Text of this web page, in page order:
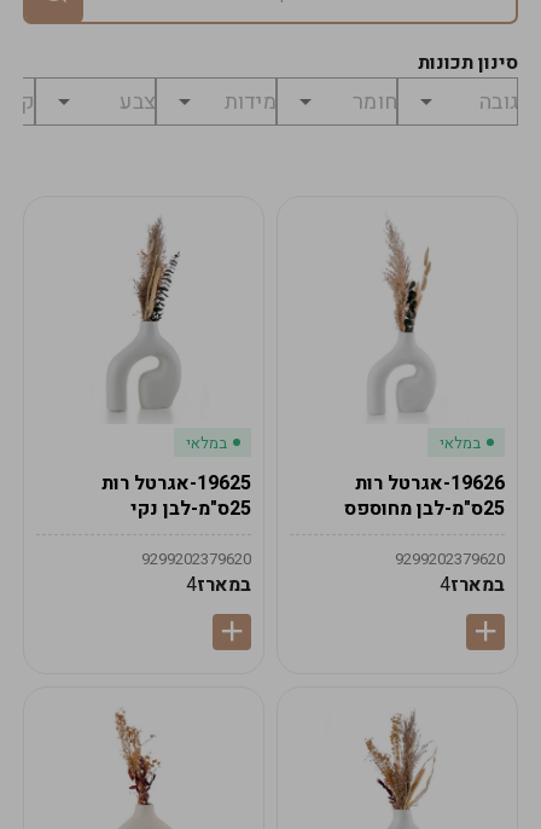
סינון תכונות
במלאי
19626-אגרטל רות
25ס"מ-לבן מחוספס
9299202379620
במארז4
במלאי
19625-אגרטל רות
25ס"מ-לבן נקי
9299202379620
במארז4
במארז
מחיר
לפני
₪0
לתשלום